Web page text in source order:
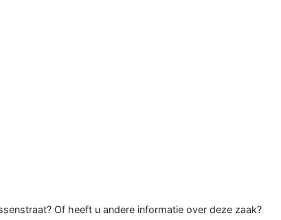
Of heeft u andere informatie over deze zaak?